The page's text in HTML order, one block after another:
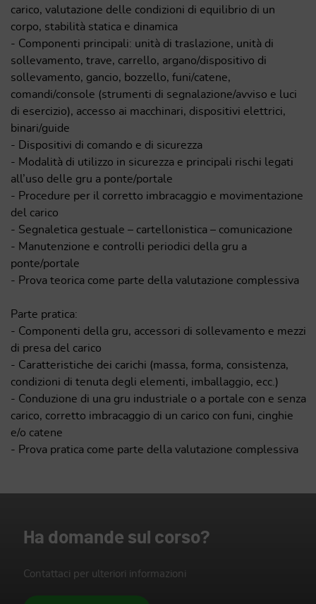
carico, valutazione delle condizioni di equilibrio di un
corpo, stabilità statica e dinamica
- Componenti principali: unità di traslazione, unità di
sollevamento, trave, carrello, argano/dispositivo di
sollevamento, gancio, bozzello, funi/catene,
comandi/console (strumenti di segnalazione/avviso e luci
di esercizio), accesso ai macchinari, dispositivi elettrici,
binari/guide
- Dispositivi di comando e di sicurezza
- Modalità di utilizzo in sicurezza e principali rischi legati
all’uso delle gru a ponte/portale
- Procedure per il corretto imbracaggio e movimentazione
del carico
- Segnaletica gestuale – cartellonistica – comunicazione
- Manutenzione e controlli periodici della gru a
ponte/portale
- Prova teorica come parte della valutazione complessiva
Parte pratica:
- Componenti della gru, accessori di sollevamento e mezzi
di presa del carico
- Caratteristiche dei carichi (massa, forma, consistenza,
condizioni di tenuta degli elementi, imballaggio, ecc.)
- Conduzione di una gru industriale o a portale con e senza
carico, corretto imbracaggio di un carico con funi, cinghie
e/o catene
- Prova pratica come parte della valutazione complessiva
Ha domande sul corso?
Contattaci per ulteriori informazioni